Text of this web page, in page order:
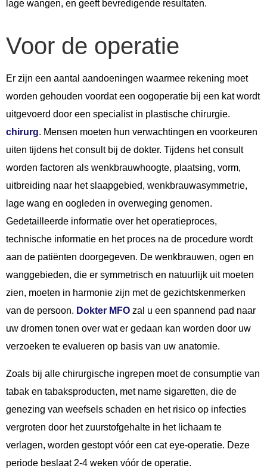
lage wangen, en geeft bevredigende resultaten.
Voor de operatie
Er zijn een aantal aandoeningen waarmee rekening moet
worden gehouden voordat een oogoperatie bij een kat wordt
uitgevoerd door een specialist in plastische chirurgie.
chirurg. Mensen moeten hun verwachtingen en voorkeuren
uiten tijdens het consult bij de dokter. Tijdens het consult
worden factoren als wenkbrauwhoogte, plaatsing, vorm,
uitbreiding naar het slaapgebied, wenkbrauwasymmetrie,
lage wang en oogleden in overweging genomen.
Gedetailleerde informatie over het operatieproces,
technische informatie en het proces na de procedure wordt
aan de patiënten doorgegeven. De wenkbrauwen, ogen en
wanggebieden, die er symmetrisch en natuurlijk uit moeten
zien, moeten in harmonie zijn met de gezichtskenmerken
van de persoon. Dokter MFO zal u een spannend pad naar
uw dromen tonen over wat er gedaan kan worden door uw
verzoeken te evalueren op basis van uw anatomie.
Zoals bij alle chirurgische ingrepen moet de consumptie van
tabak en tabaksproducten, met name sigaretten, die de
genezing van weefsels schaden en het risico op infecties
vergroten door het zuurstofgehalte in het lichaam te
verlagen, worden gestopt vóór een cat eye-operatie. Deze
periode beslaat 2-4 weken vóór de operatie.